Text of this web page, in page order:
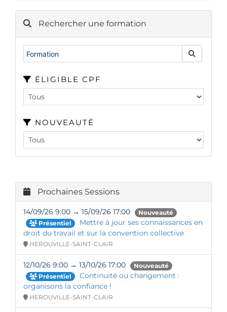
Rechercher une formation
ÉLIGIBLE CPF
NOUVEAUTÉ
Prochaines Sessions
14/09/26 9:00 → 15/09/26 17:00
Nouveauté
Présentiel
Mettre à jour ses connaissances en
droit du travail et sur la convention collective
HEROUVILLE-SAINT-CLAIR
12/10/26 9:00 → 13/10/26 17:00
Nouveauté
Présentiel
Continuité ou changement :
organisons la confiance !
HEROUVILLE-SAINT-CLAIR